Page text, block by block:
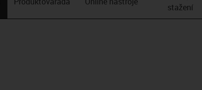
stažení